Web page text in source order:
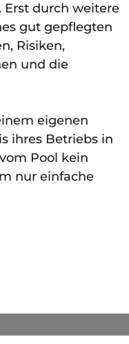
durch weitere
gut gepflegten
Risiken,
und die
eigenen
ihres Betriebs in
Pool kein
nur einfache